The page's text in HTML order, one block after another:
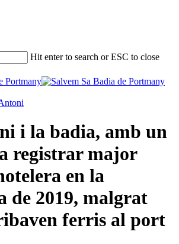
Hit enter to search or ESC to close
i la badia, amb un
registrar major
en la
de 2019, malgrat
ferris al port